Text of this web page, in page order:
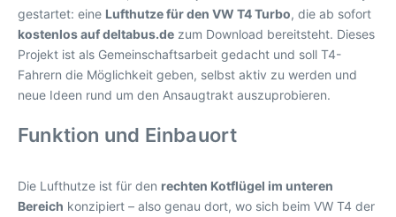
gestartet: eine Lufthutze für den VW T4 Turbo, die ab sofort
kostenlos auf deltabus.de zum Download bereitsteht. Dieses
Projekt ist als Gemeinschaftsarbeit gedacht und soll T4-
Fahrern die Möglichkeit geben, selbst aktiv zu werden und
neue Ideen rund um den Ansaugtrakt auszuprobieren.
Funktion und Einbauort
Die Lufthutze ist für den rechten Kotflügel im unteren
Bereich konzipiert – also genau dort, wo sich beim VW T4 der